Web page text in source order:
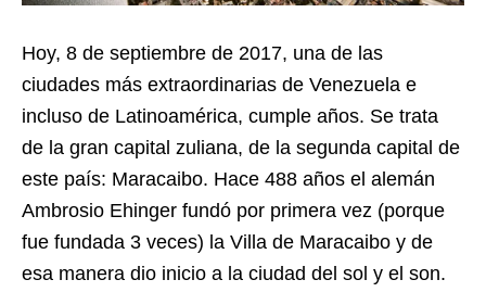
Hoy, 8 de septiembre de 2017, una de las
ciudades más extraordinarias de Venezuela e
incluso de Latinoamérica, cumple años. Se trata
de la gran capital zuliana, de la segunda capital de
este país: Maracaibo. Hace 488 años el alemán
Ambrosio Ehinger fundó por primera vez (porque
fue fundada 3 veces) la Villa de Maracaibo y de
esa manera dio inicio a la ciudad del sol y el son.